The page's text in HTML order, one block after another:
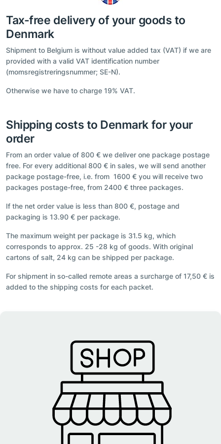
Tax-free delivery of your goods to
Denmark
Shipment to Belgium is without value added tax (VAT) if we are
provided with a valid VAT identification number
(momsregistreringsnummer; SE-N).
Otherwise we have to charge 19% VAT.
Shipping costs to Denmark for your
order
From an order value of 800 € we deliver one package postage
free. For every additional 800 € in sales, we will send another
package postage-free, i.e. from 1600 € you will receive two
packages postage-free, from 2400 € three packages.
If the net order value is less than 800 €, postage and
packaging is 13.90 € per package.
The maximum weight per package is 31.5 kg, which
corresponds to approx. 25 -28 kg of goods. With original
cartons of salt, 24 kg can be shipped per package.
For shipment in so-called remote areas a surcharge of 17,50 € is
added to the shipping costs for each packet.